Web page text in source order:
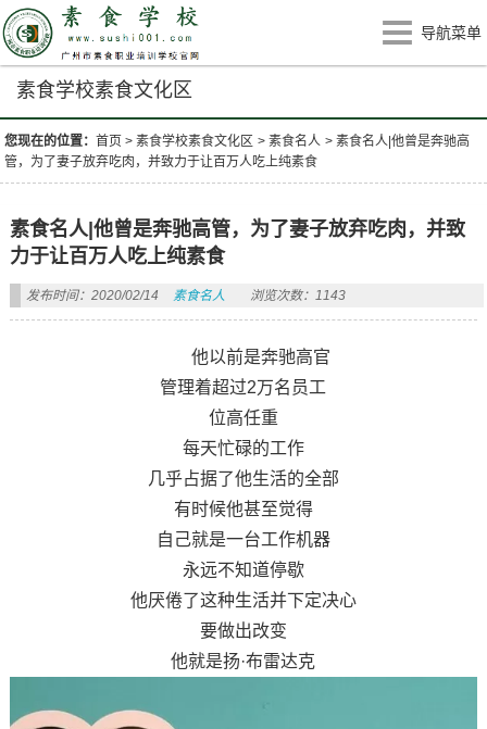
导航菜单
素食学校素食文化区
您现在的位置：首页 >素食学校素食文化区 >素食名人 >素食名人|他曾是奔驰高
管，为了妻子放弃吃肉，并致力于让百万人吃上纯素食
素食名人|他曾是奔驰高管，为了妻子放弃吃肉，并致
力于让百万人吃上纯素食
发布时间：2020/02/14 素食名人 浏览次数：1143
他以前是奔驰高官
管理着超过2万名员工
位高任重
每天忙碌的工作
几乎占据了他生活的全部
有时候他甚至觉得
自己就是一台工作机器
永远不知道停歇
他厌倦了这种生活并下定决心
要做出改变
他就是扬·布雷达克